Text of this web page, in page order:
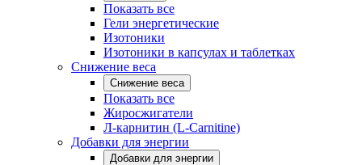
Показать все
Гели энергетические
Изотоники
Изотоники в капсулах и таблетках
Снижение веса
Снижение веса
Показать все
Жиросжигатели
Л-карнитин (L-Carnitine)
Добавки для энергии
Добавки для энергии